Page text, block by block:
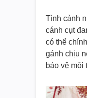
Tình cảnh
cánh cụt
có thể
gánh chịu
bảo vệ môi